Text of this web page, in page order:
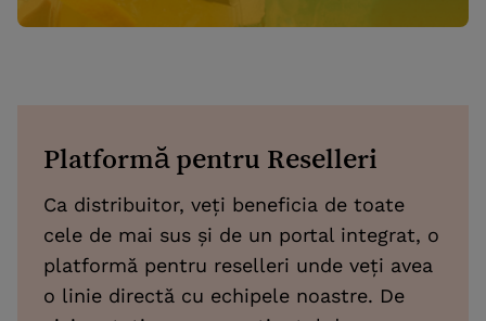
Platformă pentru Reselleri
Ca distribuitor, veți beneficia de toate
cele de mai sus și de un portal integrat, o
platformă pentru reselleri unde veți avea
o linie directă cu echipele noastre. De